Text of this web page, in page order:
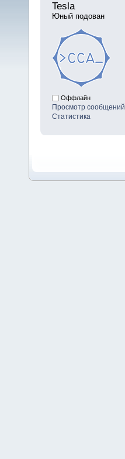
Tesla
Юный подован
Оффлайн
Просмотр сообщений
Статистика